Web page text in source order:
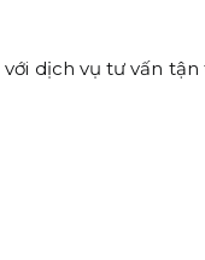
với dịch vụ tư vấn tận